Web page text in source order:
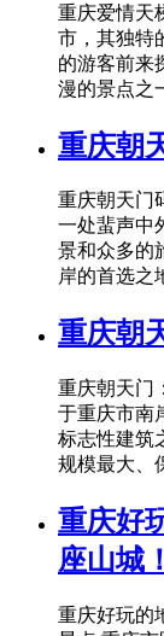
重庆爱情天
市，其独特
的游客前来
漫的景点之
重庆朝
重庆朝天门
一处蜚声中
景和众多的
岸的首选之
重庆朝
重庆朝天门
于重庆市南
标志性建筑
规模最大、
重庆好
座山城！
重庆好玩的